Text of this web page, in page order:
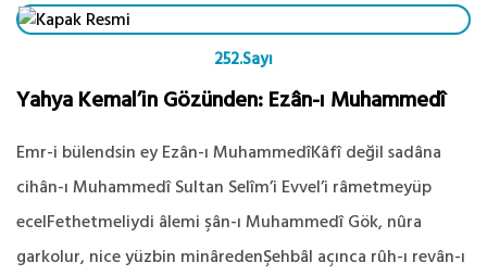
252.Sayı
Yahya Kemal’in Gözünden: Ezân-ı Muhammedî
Emr-i bülendsin ey Ezân-ı MuhammedîKâfî değil sadâna
cihân-ı Muhammedî Sultan Selîm’i Evvel’i râmetmeyüp
ecelFethetmeliydi âlemi şân-ı Muhammedî Gök, nûra
garkolur, nice yüzbin minâredenŞehbâl açınca rûh-ı revân-ı